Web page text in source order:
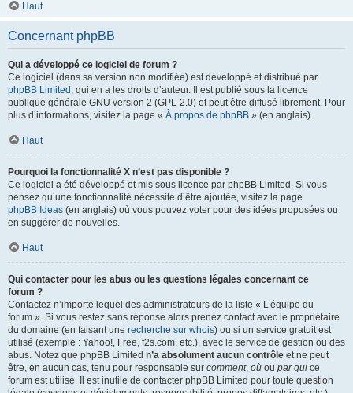
Haut
Concernant phpBB
Qui a développé ce logiciel de forum ?
Ce logiciel (dans sa version non modifiée) est développé et distribué par
phpBB Limited , qui en a les droits d’auteur. Il est publié sous la licence
publique générale GNU version 2 (GPL-2.0) et peut être diffusé librement. Pour
plus d’informations, visitez la page « À propos de phpBB » (en anglais).
Haut
Pourquoi la fonctionnalité X n’est pas disponible ?
Ce logiciel a été développé et mis sous licence par phpBB Limited. Si vous
pensez qu’une fonctionnalité nécessite d’être ajoutée, visitez la page
phpBB Ideas (en anglais) où vous pouvez voter pour des idées proposées ou
en suggérer de nouvelles.
Haut
Qui contacter pour les abus ou les questions légales concernant ce
forum ?
Contactez n’importe lequel des administrateurs de la liste « L’équipe du
forum ». Si vous restez sans réponse alors prenez contact avec le propriétaire
du domaine (en faisant une recherche sur whois) ou si un service gratuit est
utilisé (exemple : Yahoo!, Free, f2s.com, etc.), avec le service de gestion ou des
abus. Notez que phpBB Limited n’a absolument aucun contrôle et ne peut
être, en aucun cas, tenu pour responsable sur comment, où ou par qui ce
forum est utilisé. Il est inutile de contacter phpBB Limited pour toute question